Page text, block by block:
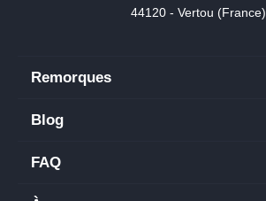
44120 - Vertou (France)
Remorques
Blog
FAQ